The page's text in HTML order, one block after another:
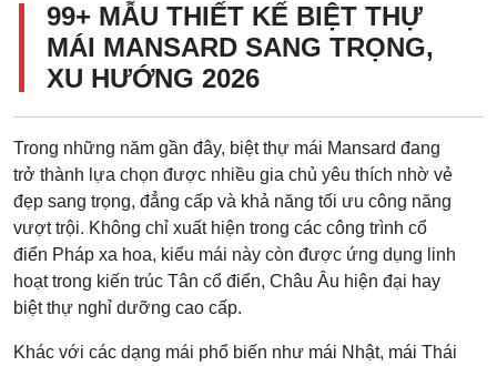
99+ MẪU THIẾT KẾ BIỆT THỰ
MÁI MANSARD SANG TRỌNG,
XU HƯỚNG 2026
Trong những năm gần đây, biệt thự mái Mansard đang
trở thành lựa chọn được nhiều gia chủ yêu thích nhờ vẻ
đẹp sang trọng, đẳng cấp và khả năng tối ưu công năng
vượt trội. Không chỉ xuất hiện trong các công trình cổ
điển Pháp xa hoa, kiểu mái này còn được ứng dụng linh
hoạt trong kiến trúc Tân cổ điển, Châu Âu hiện đại hay
biệt thự nghỉ dưỡng cao cấp.
Khác với các dạng mái phổ biến như mái Nhật, mái Thái